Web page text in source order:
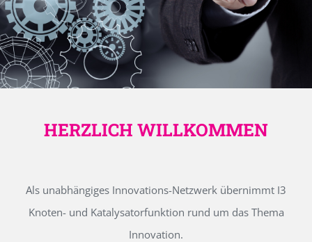
HERZLICH WILLKOMMEN
Als unabhängiges Innovations-Netzwerk übernimmt I3
Knoten- und Katalysatorfunktion rund um das Thema
Innovation.